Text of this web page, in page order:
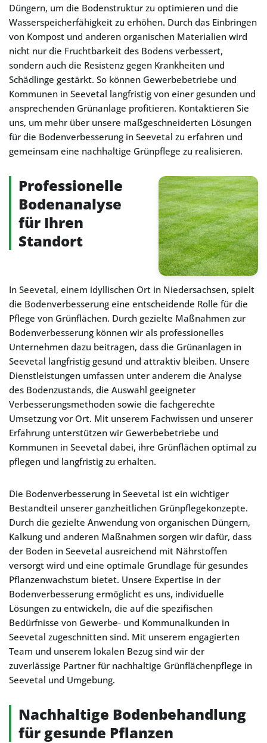
Düngern, um die Bodenstruktur zu optimieren und die
Wasserspeicherfähigkeit zu erhöhen. Durch das Einbringen
von Kompost und anderen organischen Materialien wird
nicht nur die Fruchtbarkeit des Bodens verbessert,
sondern auch die Resistenz gegen Krankheiten und
Schädlinge gestärkt. So können Gewerbebetriebe und
Kommunen in Seevetal langfristig von einer gesunden und
ansprechenden Grünanlage profitieren. Kontaktieren Sie
uns, um mehr über unsere maßgeschneiderten Lösungen
für die Bodenverbesserung in Seevetal zu erfahren und
gemeinsam eine nachhaltige Grünpflege zu realisieren.
Professionelle
Bodenanalyse
für Ihren
Standort
In Seevetal, einem idyllischen Ort in Niedersachsen, spielt
die Bodenverbesserung eine entscheidende Rolle für die
Pflege von Grünflächen. Durch gezielte Maßnahmen zur
Bodenverbesserung können wir als professionelles
Unternehmen dazu beitragen, dass die Grünanlagen in
Seevetal langfristig gesund und attraktiv bleiben. Unsere
Dienstleistungen umfassen unter anderem die Analyse
des Bodenzustands, die Auswahl geeigneter
Verbesserungsmethoden sowie die fachgerechte
Umsetzung vor Ort. Mit unserem Fachwissen und unserer
Erfahrung unterstützen wir Gewerbebetriebe und
Kommunen in Seevetal dabei, ihre Grünflächen optimal zu
pflegen und langfristig zu erhalten.
Die Bodenverbesserung in Seevetal ist ein wichtiger
Bestandteil unserer ganzheitlichen Grünpflegekonzepte.
Durch die gezielte Anwendung von organischen Düngern,
Kalkung und anderen Maßnahmen sorgen wir dafür, dass
der Boden in Seevetal ausreichend mit Nährstoffen
versorgt wird und eine optimale Grundlage für gesundes
Pflanzenwachstum bietet. Unsere Expertise in der
Bodenverbesserung ermöglicht es uns, individuelle
Lösungen zu entwickeln, die auf die spezifischen
Bedürfnisse von Gewerbe- und Kommunalkunden in
Seevetal zugeschnitten sind. Mit unserem engagierten
Team und unserem lokalen Bezug sind wir der
zuverlässige Partner für nachhaltige Grünflächenpflege in
Seevetal und Umgebung.
Nachhaltige Bodenbehandlung
für gesunde Pflanzen